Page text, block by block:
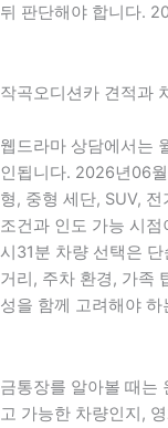
뒤 판단해야 합니다.
작곡오디션카 견적과
웹드라마 상담에서는
인됩니다. 2026년06
형, 중형 세단, SUV,
조건과 인도 가능 시
시31분 차량 선택은
거리, 주차 환경, 가족
성을 함께 고려해야
금통장를 알아볼 때는
고 가능한 차량인지,